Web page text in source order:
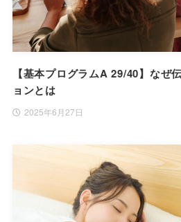
【基本プログラムA 29/40】なぜ
ョンとは
2025年6月27日